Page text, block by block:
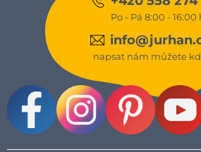
Po - Pá 8:00 - 16:00
napsat nám můžete